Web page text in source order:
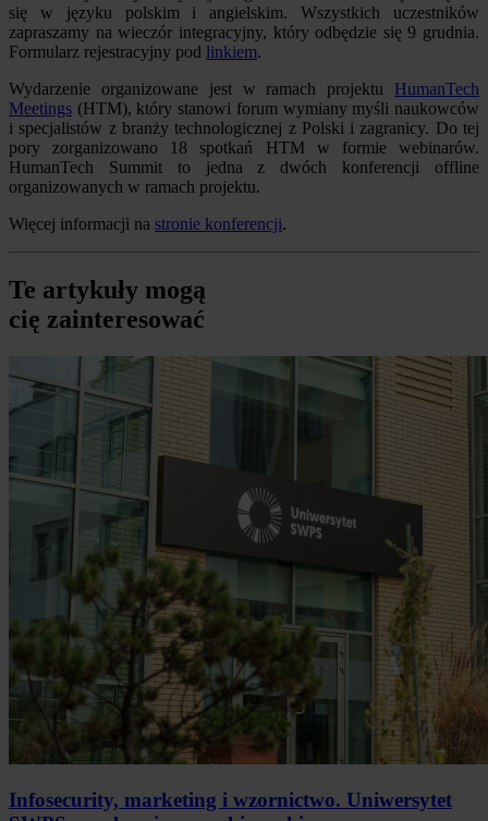
się w języku polskim i angielskim. Wszystkich uczestników
zapraszamy na wieczór integracyjny, który odbędzie się 9 grudnia.
Formularz rejestracyjny pod linkiem.
Wydarzenie organizowane jest w ramach projektu HumanTech
Meetings (HTM), który stanowi forum wymiany myśli naukowców
i specjalistów z branży technologicznej z Polski i zagranicy. Do tej
pory zorganizowano 18 spotkań HTM w formie webinarów.
HumanTech Summit to jedna z dwóch konferencji offline
organizowanych w ramach projektu.
Więcej informacji na stronie konferencji.
Te artykuły mogą
cię zainteresować
Infosecurity, marketing i wzornictwo. Uniwersytet